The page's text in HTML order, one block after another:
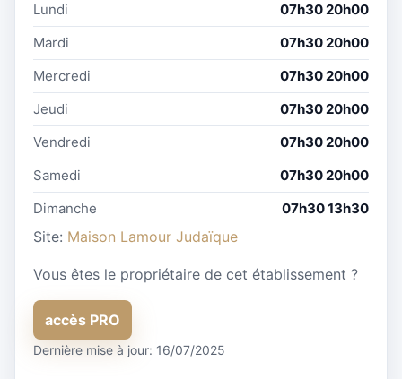
Lundi
07h30 20h00
Mardi
07h30 20h00
Mercredi
07h30 20h00
Jeudi
07h30 20h00
Vendredi
07h30 20h00
Samedi
07h30 20h00
Dimanche
07h30 13h30
Site: Maison Lamour Judaïque
Vous êtes le propriétaire de cet établissement ?
accès PRO
Dernière mise à jour: 16/07/2025